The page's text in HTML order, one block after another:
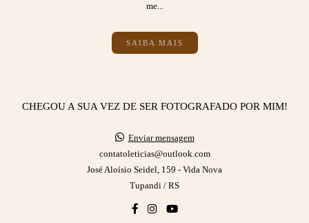
me...
SAIBA MAIS
CHEGOU A SUA VEZ DE SER FOTOGRAFADO POR MIM!
Enviar mensagem
contatoleticias@outlook.com
José Aloísio Seidel, 159 - Vida Nova
Tupandi / RS